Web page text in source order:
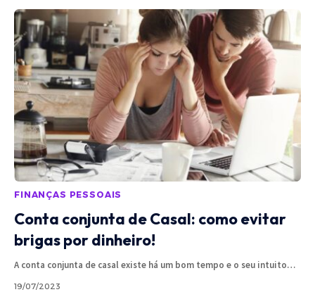
FINANÇAS PESSOAIS
Conta conjunta de Casal: como evitar
brigas por dinheiro!
A conta conjunta de casal existe há um bom tempo e o seu intuito…
19/07/2023